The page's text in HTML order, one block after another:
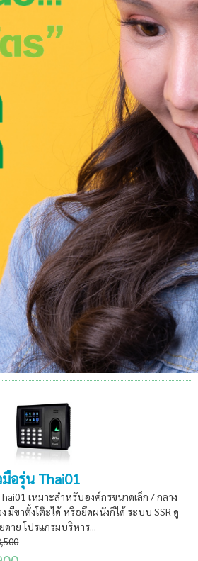
อรุ่น Thai01
เหมาะสำหรับองค์กรขนาดเล็ก / กลาง
มีขาตั้งโต๊ะได้ หรือยึดผนังก็ได้ ระบบ SSR ดู
ดาย โปรแกรมบริหาร...